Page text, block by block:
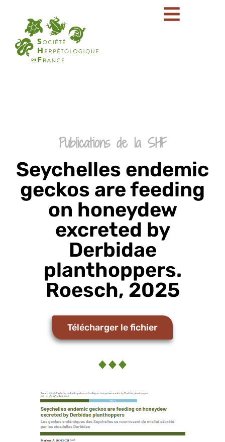
Publications de la SHF
Seychelles endemic
geckos are feeding
on honeydew
excreted by
Derbidae
planthoppers.
Roesch, 2025
Télécharger le fichier